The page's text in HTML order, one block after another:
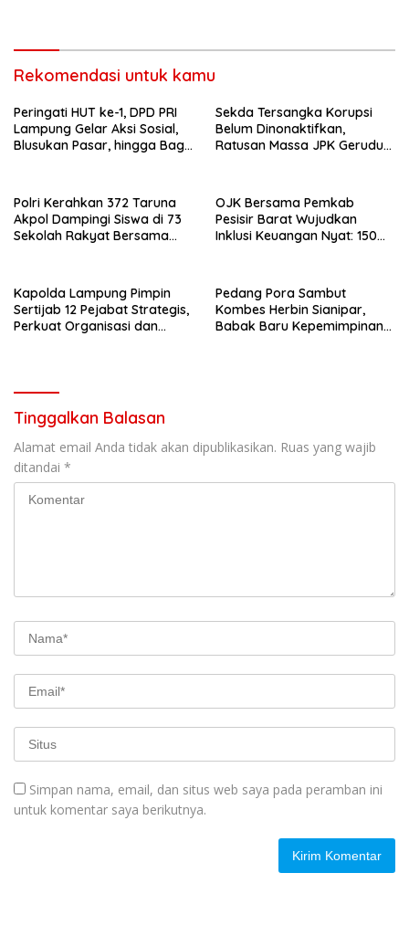
Rekomendasi untuk kamu
Peringati HUT ke-1, DPD PRI
Lampung Gelar Aksi Sosial,
Blusukan Pasar, hingga Bagi-
Sekda Tersangka Korupsi
Belum Dinonaktifkan,
Ratusan Massa JPK Geruduk
Polri Kerahkan 372 Taruna
Akpol Dampingi Siswa di 73
Sekolah Rakyat Bersama
OJK Bersama Pemkab
Pesisir Barat Wujudkan
Inklusi Keuangan Nyat: 150
Kapolda Lampung Pimpin
Sertijab 12 Pejabat Strategis,
Perkuat Organisasi dan
Pedang Pora Sambut
Kombes Herbin Sianipar,
Babak Baru Kepemimpinan
Tinggalkan Balasan
Alamat email Anda tidak akan dipublikasikan. Ruas yang wajib
ditandai *
Simpan nama, email, dan situs web saya pada peramban ini
untuk komentar saya berikutnya.